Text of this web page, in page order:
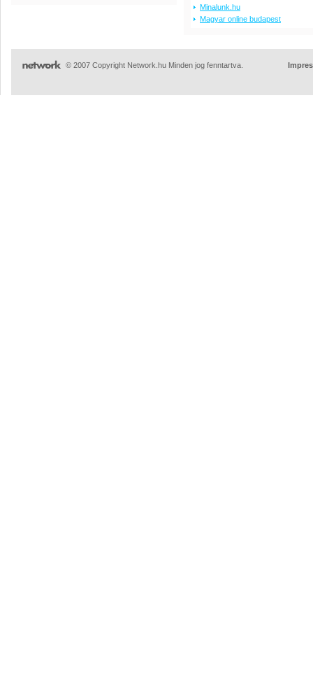
Minalunk.hu
Magyar online budapest
© 2007 Copyright Network.hu Minden jog fenntartva.